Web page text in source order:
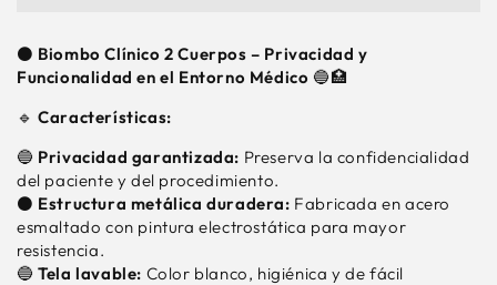
CUERPOSCUERPOS
⚫ Biombo Clínico 2 Cuerpos – Privacidad y
Funcionalidad en el Entorno Médico 🔵🏥
🔹Características:
🔵 Privacidad garantizada: Preserva la confidencialidad
del paciente y del procedimiento.
⚫ Estructura metálica duradera: Fabricada en acero
esmaltado con pintura electrostática para mayor
resistencia.
🔵Tela lavable: Color blanco, higiénica y de fácil